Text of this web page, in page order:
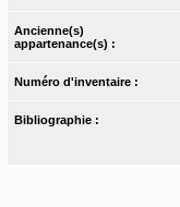
Ancienne(s)
appartenance(s) :
Numéro d'inventaire :
Bibliographie :